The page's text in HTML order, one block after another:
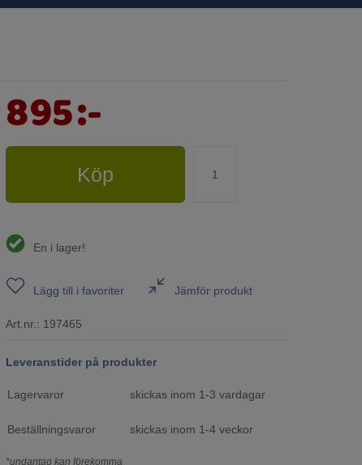
895:-
Köp
En i lager!
Lägg till i favoriter Jämför produkt
Art.nr.: 197465
Leveranstider på produkter
Lagervaror skickas inom 1-3 vardagar
Beställningsvaror skickas inom 1-4 veckor
*undantag kan förekomma